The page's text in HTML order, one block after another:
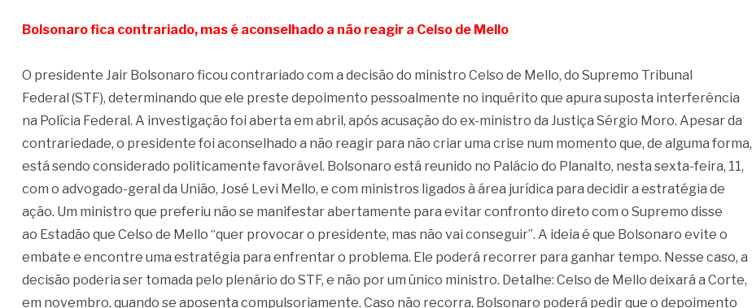
Bolsonaro fica contrariado, mas é aconselhado a não reagir a Celso de Mello
O presidente Jair Bolsonaro ficou contrariado com a decisão do ministro Celso de Mello, do Supremo Tribunal
Federal (STF), determinando que ele preste depoimento pessoalmente no inquérito que apura suposta interferência
na Polícia Federal. A investigação foi aberta em abril, após acusação do ex-ministro da Justiça Sérgio Moro. Apesar da
contrariedade, o presidente foi aconselhado a não reagir para não criar uma crise num momento que, de alguma forma,
está sendo considerado politicamente favorável. Bolsonaro está reunido no Palácio do Planalto, nesta sexta-feira, 11,
com o advogado-geral da União, José Levi Mello, e com ministros ligados à área jurídica para decidir a estratégia de
ação. Um ministro que preferiu não se manifestar abertamente para evitar confronto direto com o Supremo disse
ao Estadão que Celso de Mello “quer provocar o presidente, mas não vai conseguir”. A ideia é que Bolsonaro evite o
embate e encontre uma estratégia para enfrentar o problema. Ele poderá recorrer para ganhar tempo. Nesse caso, a
decisão poderia ser tomada pelo plenário do STF, e não por um único ministro. Detalhe: Celso de Mello deixará a Corte,
em novembro, quando se aposenta compulsoriamente. Caso não recorra, Bolsonaro poderá pedir que o depoimento